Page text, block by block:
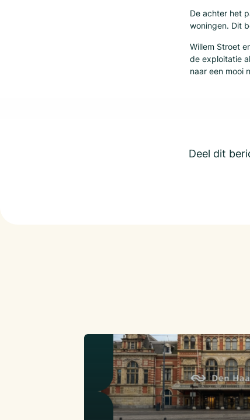
De achter het
woningen. Dit
Willem Stroet
de exploitatie
naar een mooi
Deel dit